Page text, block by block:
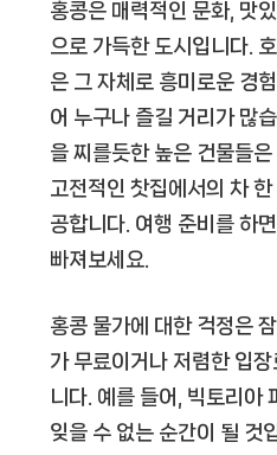
홍콩은 매력적인 문화, 맛
으로 가득한 도시입니다.
은 그 자체로 흥미로운 경
어 누구나 즐길 거리가 많
을 찌를듯한 높은 건물들은
고전적인 찻집에서의 차 한
공합니다. 여행 준비를 하
빠져보세요.
홍콩 물가에 대한 걱정은
가 무료이거나 저렴한 입
니다. 예를 들어, 빅토리아
잊을 수 없는 순간이 될 것